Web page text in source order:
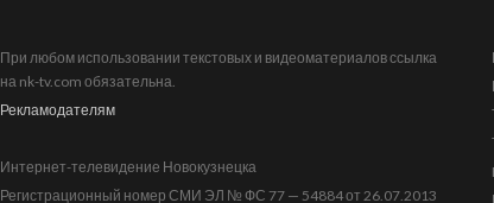
При любом использовании текстовых и видеоматериалов ссылка
на nk-tv.com обязательна.
Рекламодателям
Интернет-телевидение Новокузнецка
Регистрационный номер СМИ ЭЛ № ФС 77 — 54884 от 26.07.2013